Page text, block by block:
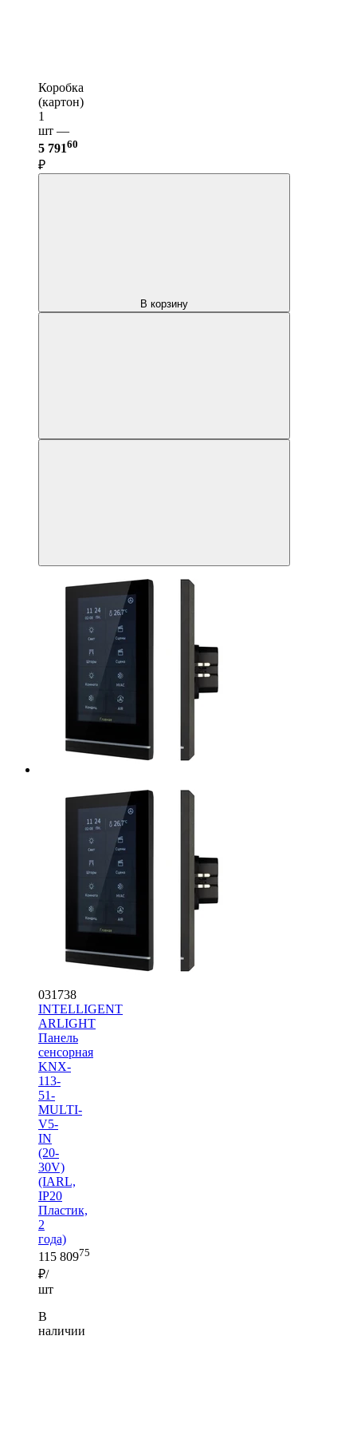
Коробка
(картон)
1
шт —
5 79160
₽
В корзину
031738
INTELLIGENT
ARLIGHT
Панель
сенсорная
KNX-
113-
51-
MULTI-
V5-
IN
(20-
30V)
(IARL,
IP20
Пластик,
2
года)
115 80975
₽/
шт
В
наличии